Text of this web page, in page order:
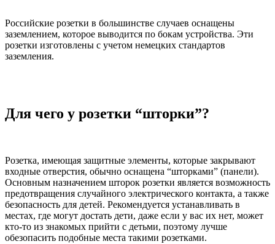
Российские розетки в большинстве случаев оснащены
заземлением, которое выводится по бокам устройства. Эти
розетки изготовлены с учетом немецких стандартов
заземления.
Для чего у розетки “шторки”?
Розетка, имеющая защитные элементы, которые закрывают
входные отверстия, обычно оснащена “шторками” (панели).
Основным назначением шторок розетки является возможность
предотвращения случайного электрического контакта, а также
безопасность для детей. Рекомендуется устанавливать в
местах, где могут достать дети, даже если у вас их нет, может
кто-то из знакомых прийти с детьми, поэтому лучше
обезопасить подобные места такими розетками.